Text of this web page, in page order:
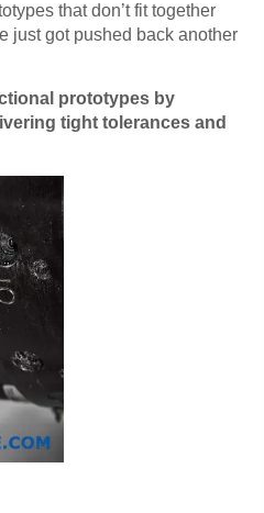
that don’t fit together
just got pushed back another
prototypes by
tight tolerances and